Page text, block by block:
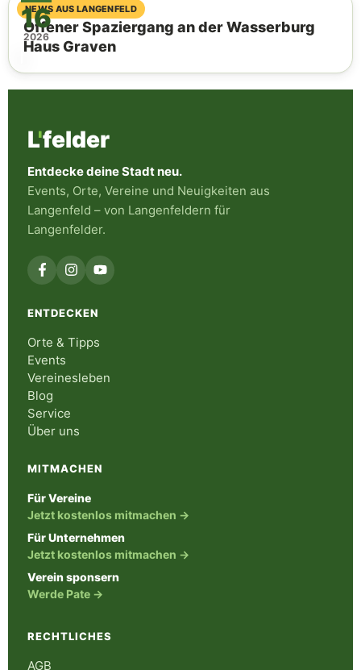
16
2026
NEWS AUS LANGENFELD
04. August 2026
Offener Spaziergang an der Wasserburg
Haus Graven
L'felder
Entdecke deine Stadt neu.
Events, Orte, Vereine und Neuigkeiten aus
Langenfeld – von Langenfeldern für
Langenfelder.
ENTDECKEN
Orte & Tipps
Events
Vereinesleben
Blog
Service
Über uns
MITMACHEN
Für Vereine
Jetzt kostenlos mitmachen →
Für Unternehmen
Jetzt kostenlos mitmachen →
Verein sponsern
Werde Pate →
RECHTLICHES
AGB